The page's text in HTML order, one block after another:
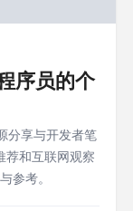
序员的个
分享与开发者笔
荐和互联网观察
参考。